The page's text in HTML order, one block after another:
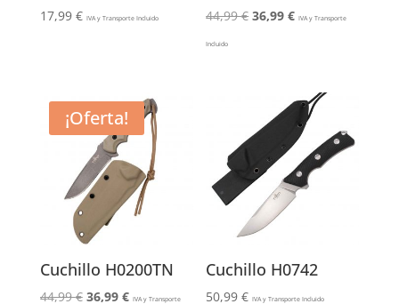
17,99 € IVA y Transporte Incluido 44,99€ El
44,99 €.
36,99€El
36,99 €.
IVA y Transporte
Incluido
¡Oferta!
Cuchillo H0200TN
44,99€ El
36,99 €ElIVA y Transporte
Cuchillo H0742
50,99€ IVA y Transporte Incluido